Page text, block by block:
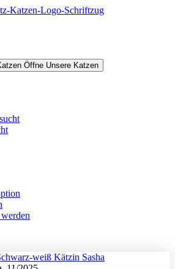
Öffne Unsere Katzen
weiß Kätzin Sasha